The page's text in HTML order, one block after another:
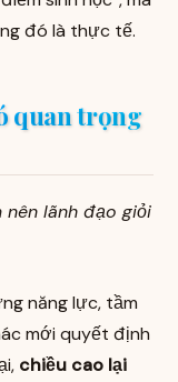
đó là thực tế.
quan trọng
nên lãnh đạo giỏi
năng lực, tầm
mới quyết định
chiều cao lại